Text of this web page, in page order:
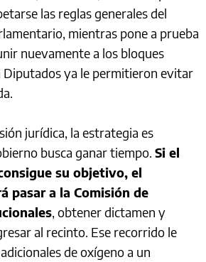
las reglas generales del
mientras pone a prueba
nuevamente a los bloques
Diputados ya le permitieron evitar
jurídica, la estrategia es
busca ganar tiempo. Si el
su objetivo, el
pasar a la Comisión de
, obtener dictamen y
al recinto. Ese recorrido le
de oxígeno a un